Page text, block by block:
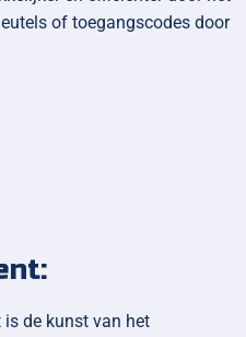
of toegangscodes door
is de kunst van het